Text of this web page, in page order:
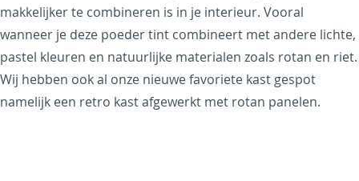
makkelijker te combineren is in je interieur. Vooral
wanneer je deze poeder tint combineert met andere lichte,
pastel kleuren en natuurlijke materialen zoals rotan en riet.
Wij hebben ook al onze nieuwe favoriete kast gespot
namelijk een retro kast afgewerkt met rotan panelen.